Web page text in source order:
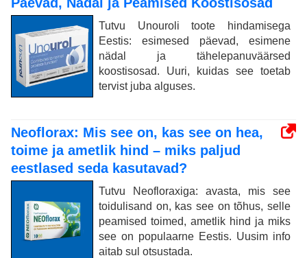
Tutvu Unouroli toote hindamisega
Eestis: esimesed päevad, esimene
nädal ja tähelepanuväärsed
koostisosad. Uuri, kuidas see toetab
tervist juba alguses.
Neoflorax: Mis see on, kas see on hea,
toime ja ametlik hind – miks paljud
eestlased seda kasutavad?
Tutvu Neofloraxiga: avasta, mis see
toidulisand on, kas see on tõhus, selle
peamised toimed, ametlik hind ja miks
see on populaarne Eestis. Uusim info
aitab sul otsustada.